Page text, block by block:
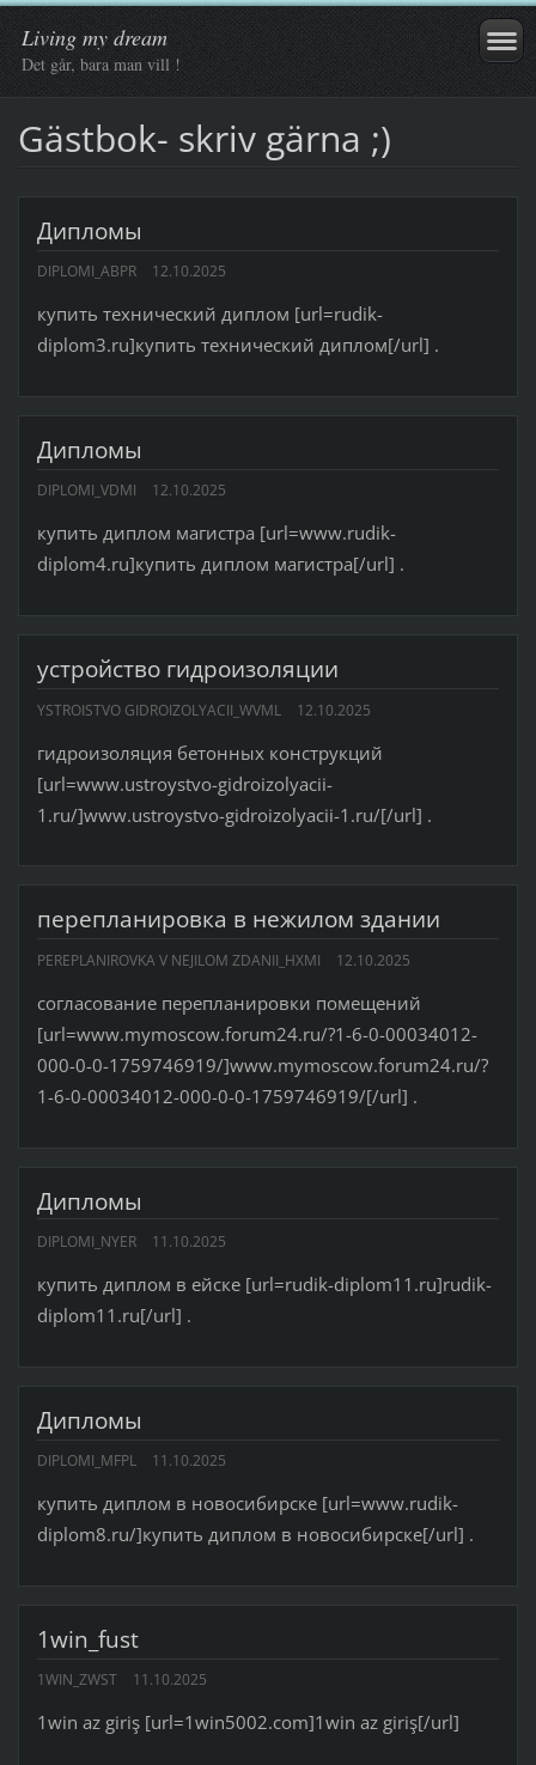
Living my dream
Det går, bara man vill !
Gästbok- skriv gärna ;)
Дипломы
DIPLOMI_ABPR 12.10.2025
купить технический диплом [url=rudik-
diplom3.ru]купить технический диплом[/url] .
Дипломы
DIPLOMI_VDMI 12.10.2025
купить диплом магистра [url=www.rudik-
diplom4.ru]купить диплом магистра[/url] .
устройство гидроизоляции
YSTROISTVO GIDROIZOLYACII_WVML 12.10.2025
гидроизоляция бетонных конструкций
[url=www.ustroystvo-gidroizolyacii-
1.ru/]www.ustroystvo-gidroizolyacii-1.ru/[/url] .
перепланировка в нежилом здании
PEREPLANIROVKA V NEJILOM ZDANII_HXMI 12.10.2025
согласование перепланировки помещений
[url=www.mymoscow.forum24.ru/?1-6-0-00034012-
000-0-0-1759746919/]www.mymoscow.forum24.ru/?
1-6-0-00034012-000-0-0-1759746919/[/url] .
Дипломы
DIPLOMI_NYER 11.10.2025
купить диплом в ейске [url=rudik-diplom11.ru]rudik-
diplom11.ru[/url] .
Дипломы
DIPLOMI_MFPL 11.10.2025
купить диплом в новосибирске [url=www.rudik-
diplom8.ru/]купить диплом в новосибирске[/url] .
1win_fust
1WIN_ZWST 11.10.2025
1win az giriş [url=1win5002.com]1win az giriş[/url]